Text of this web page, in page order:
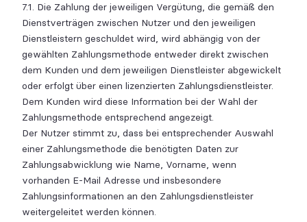
7.1. Die Zahlung der jeweiligen Vergütung, die gemäß den
Dienstverträgen zwischen Nutzer und den jeweiligen
Dienstleistern geschuldet wird, wird abhängig von der
gewählten Zahlungsmethode entweder direkt zwischen
dem Kunden und dem jeweiligen Dienstleister abgewickelt
oder erfolgt über einen lizenzierten Zahlungsdienstleister.
Dem Kunden wird diese Information bei der Wahl der
Zahlungsmethode entsprechend angezeigt.
Der Nutzer stimmt zu, dass bei entsprechender Auswahl
einer Zahlungsmethode die benötigten Daten zur
Zahlungsabwicklung wie Name, Vorname, wenn
vorhanden E-Mail Adresse und insbesondere
Zahlungsinformationen an den Zahlungsdienstleister
weitergeleitet werden können.